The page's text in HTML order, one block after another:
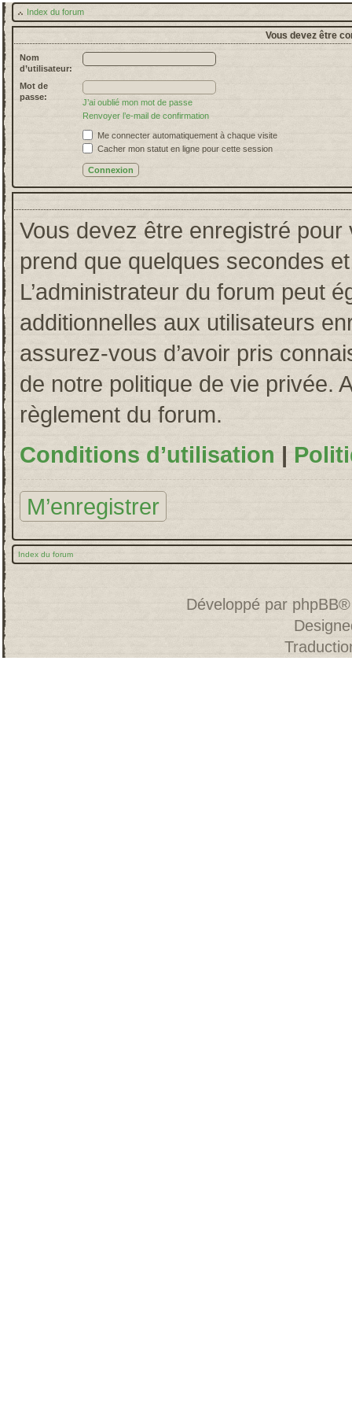
Index du forum
Vous devez être
Nom
d’utilisateur:
Mot de
passe:
J’ai oublié mon mot de passe
Renvoyer l’e-mail de confirmation
Me connecter automatiquement à chaque visite
Cacher mon statut en ligne pour cette session
Vous devez être enregistré pour
prend que quelques secondes
L’administrateur du forum peut
additionnelles aux utilisateurs
assurez-vous d’avoir pris
de notre politique de vie privée.
règlement du forum.
Conditions d’utilisation |
M’enregistrer
Index du forum
Développé par phpBB®